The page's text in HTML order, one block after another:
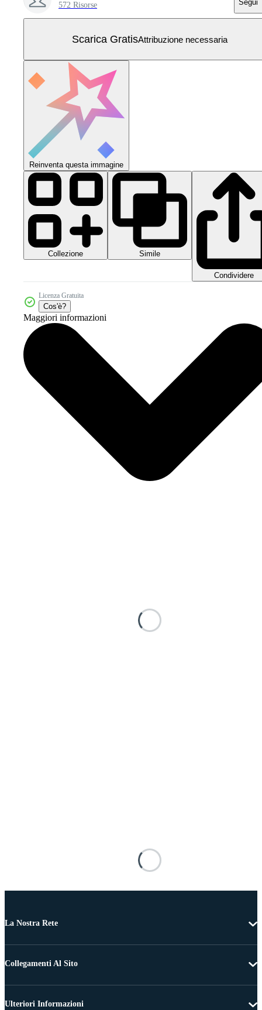
572 Risorse Segui
Scarica GratisAttribuzione necessaria
Reinventa questa immagine
Collezione Simile
Condividere
Licenza Gratuita
Cos'è?
Maggiori informazioni
La Nostra Rete
Collegamenti Al Sito
Ulteriori Informazioni